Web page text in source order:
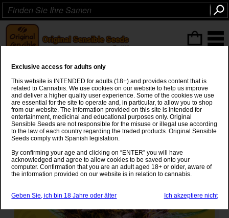
Pink Rozay x Strawberry
Banana Auto
(Cherry Pie x Sunset Sherbet)xStrawberry Banana x Super Auto
Exclusive access for adults only
This website is INTENDED for adults (18+) and provides content that is
related to Cannabis. We use cookies on our website to help us improve
and deliver a higher quality user experience. Some of the cookies we use
are essential for the site to operate and, in particular, to allow you to shop
from our website. The information provided on this site is intended for
entertainment, medicinal and educational purposes only. Original
Sensible Seeds are not responsible for the misuse or illegal use according
to the law of each country regarding the traded products. Original Sensible
Seeds comply with Spanish legislation.
By confirming your age and clicking on “ENTER” you will have
acknowledged and agree to allow cookies to be saved onto your
computer. Confirmation that you are an adult aged 18+ or older, aware of
the information provided on our website is in relation to cannabis.
Geben Sie, ich bin 18 Jahre oder älter Ich akzeptiere nicht